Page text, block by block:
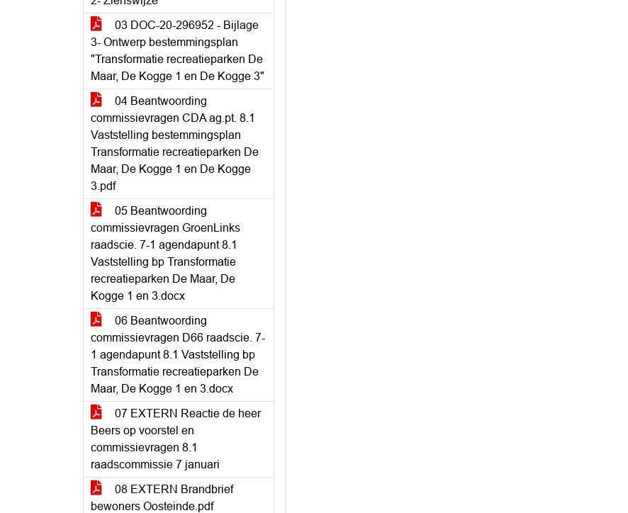
03 DOC-20-296952 - Bijlage
3- Ontwerp bestemmingsplan
"Transformatie recreatieparken De
Maar, De Kogge 1 en De Kogge 3"
04 Beantwoording
commissievragen CDA ag.pt. 8.1
Vaststelling bestemmingsplan
Transformatie recreatieparken De
Maar, De Kogge 1 en De Kogge
3.pdf
05 Beantwoording
commissievragen GroenLinks
raadscie. 7-1 agendapunt 8.1
Vaststelling bp Transformatie
recreatieparken De Maar, De
Kogge 1 en 3.docx
06 Beantwoording
commissievragen D66 raadscie. 7-
1 agendapunt 8.1 Vaststelling bp
Transformatie recreatieparken De
Maar, De Kogge 1 en 3.docx
07 EXTERN Reactie de heer
Beers op voorstel en
commissievragen 8.1
raadscommissie 7 januari
08 EXTERN Brandbrief
bewoners Oosteinde.pdf